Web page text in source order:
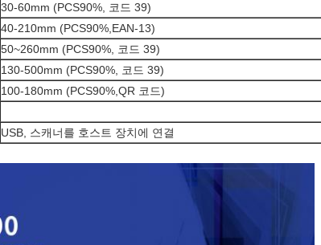
30-60mm (PCS90%, 코드 39)
40-210mm (PCS90%,EAN-13)
50~260mm (PCS90%, 코드 39)
130-500mm (PCS90%, 코드 39)
100-180mm (PCS90%,QR 코드)
USB, 스캐너를 호스트 장치에 연결